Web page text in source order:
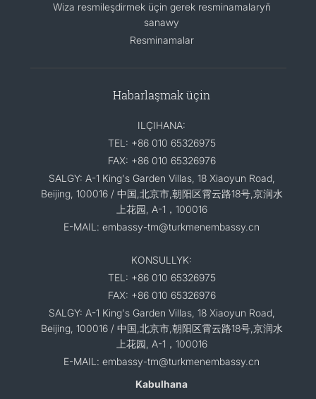
Wiza resmileşdirmek üçin gerek resminamalaryň
sanawy
Resminamalar
Habarlaşmak üçin
ILÇIHANA:
TEL: +86 010 65326975
FAX: +86 010 65326976
SALGY: A-1 King's Garden Villas, 18 Xiaoyun Road,
Beijing, 100016 / 中国,北京市,朝阳区霄云路18号,京润水
上花园, A-1，100016
E-MAIL: embassy-tm@turkmenembassy.cn
KONSULLYK:
TEL: +86 010 65326975
FAX: +86 010 65326976
SALGY: A-1 King's Garden Villas, 18 Xiaoyun Road,
Beijing, 100016 / 中国,北京市,朝阳区霄云路18号,京润水
上花园, A-1，100016
E-MAIL: embassy-tm@turkmenembassy.cn
Kabulhana